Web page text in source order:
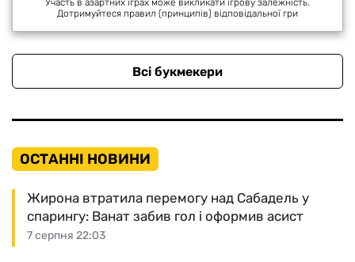
Участь в азартних іграх може викликати ігрову залежність.
Дотримуйтеся правил (принципів) відповідальної гри
Всі букмекери
ОСТАННІ НОВИНИ
7 серпня 22:03
Жирона втратила перемогу над Сабадель у
спарингу: Ванат забив гол і оформив асист